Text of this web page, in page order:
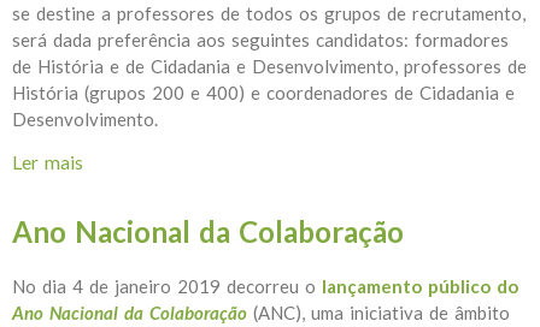
se destine a professores de todos os grupos de recrutamento,
será dada preferência aos seguintes candidatos: formadores
de História e de Cidadania e Desenvolvimento, professores de
História (grupos 200 e 400) e coordenadores de Cidadania e
Desenvolvimento.
Ler mais
Ano Nacional da Colaboração
No dia 4 de janeiro 2019 decorreu o lançamento público do
Ano Nacional da Colaboração (ANC), uma iniciativa de âmbito